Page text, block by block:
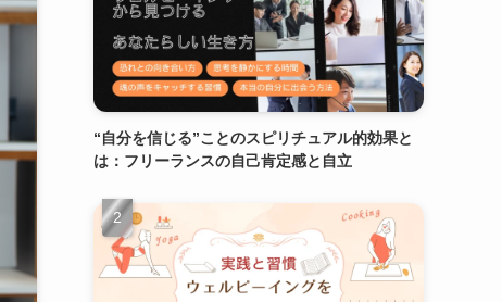
“自分を信じる”ことのスピリチュアル的効果と
は：フリーランスの自己肯定感と自立